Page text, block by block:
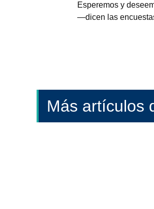
Esperemos y
—dicen las
Más artículos